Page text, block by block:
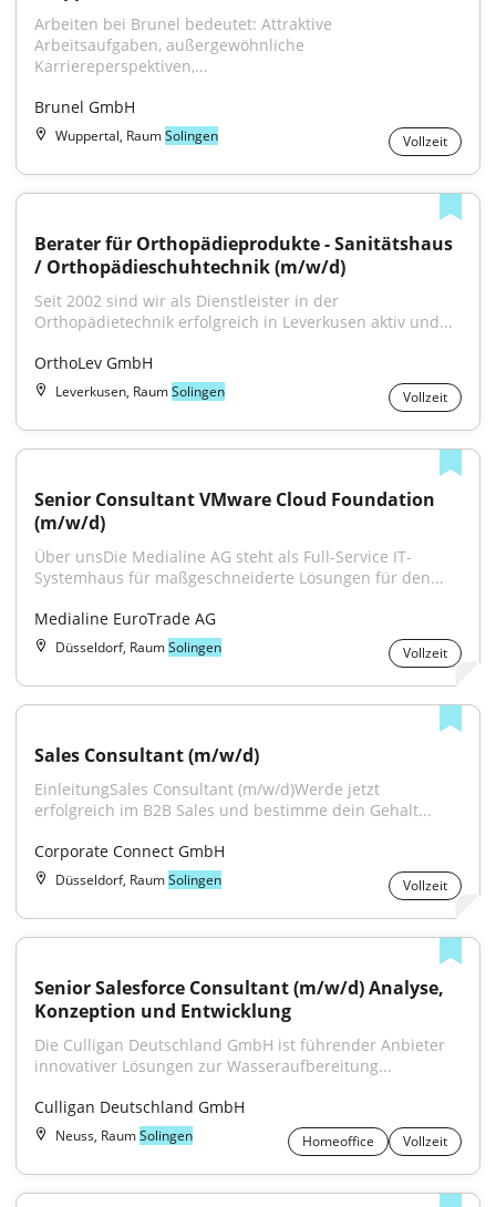
Arbeiten bei Brunel bedeutet: Attraktive
Arbeitsaufgaben, außergewöhnliche
Karriereperspektiven,...
Brunel GmbH
Wuppertal, RaumSolingen Vollzeit
Berater für Orthopädieprodukte - Sanitätshaus
/ Orthopädieschuhtechnik (m/w/d)
Seit 2002 sind wir als Dienstleister in der
Orthopädietechnik erfolgreich in Leverkusen aktiv und...
OrthoLev GmbH
Leverkusen, RaumSolingen Vollzeit
Senior Consultant VMware Cloud Foundation
(m/w/d)
Über unsDie Medialine AG steht als Full-Service IT-
Systemhaus für maßgeschneiderte Lösungen für den...
Medialine EuroTrade AG
Düsseldorf, RaumSolingen Vollzeit
Sales Consultant (m/w/d)
EinleitungSales Consultant (m/w/d)Werde jetzt
erfolgreich im B2B Sales und bestimme dein Gehalt...
Corporate Connect GmbH
Düsseldorf, RaumSolingen Vollzeit
Senior Salesforce Consultant (m/w/d) Analyse,
Konzeption und Entwicklung
Die Culligan Deutschland GmbH ist führender Anbieter
innovativer Lösungen zur Wasseraufbereitung...
Culligan Deutschland GmbH
Neuss, RaumSolingen Homeoffice Vollzeit